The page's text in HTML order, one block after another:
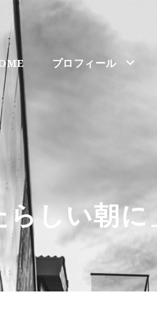
プロフィール
しい朝